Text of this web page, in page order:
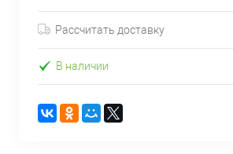
Рассчитать доставку
В наличии